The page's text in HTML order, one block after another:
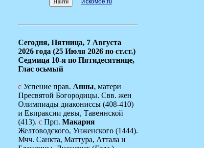
Искомое.ru
Сегодня, Пятница, 7 Августа
2026 года (25 Июля 2026 по ст.ст.)
Седмица 10-я по Пятидесятнице,
Глас осьмый
с Успение прав. Анны, матери
Пресвятой Богородицы. Свв. жен
Олимпиады диакониссы (408-410)
и Евпраксии девы, Тавеннской
(413). с Прп. Макария
Желтоводского, Унженского (1444).
Мчч. Санкта, Маттура, Аттала и